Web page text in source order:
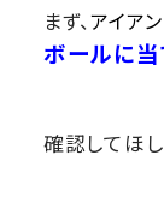
まず、アイア
ボールに
確認してほ